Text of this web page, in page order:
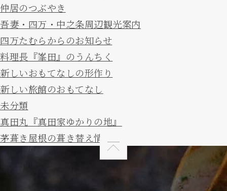
仲居のつぶやき
吾妻・四万・中之条周辺観光案内
四万たむらからのお知らせ
料理長『峯田』のうんちく
新しいおもてなしの形作り
新しい旅館のおもてなし
未分類
真田丸『真田家ゆかりの地』
茅葺き屋根の葺き替え情報